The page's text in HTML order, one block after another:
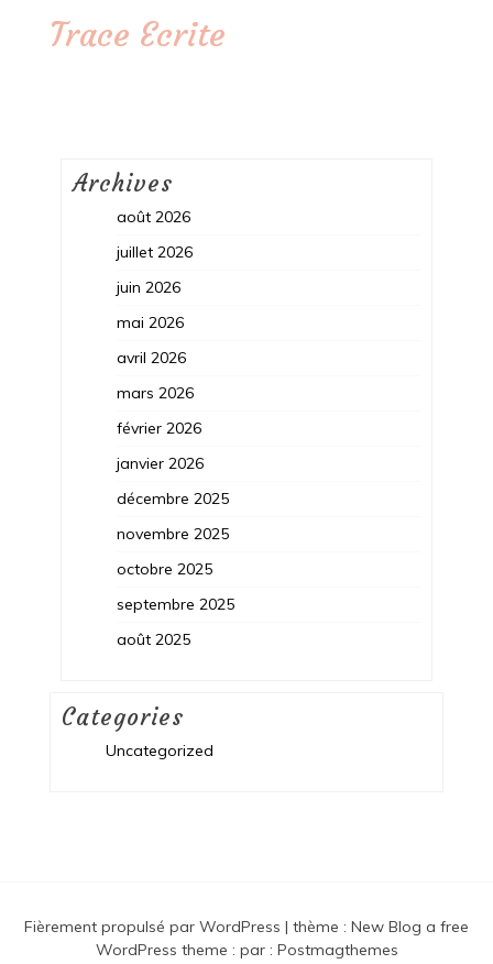
Trace Ecrite
Archives
août 2026
juillet 2026
juin 2026
mai 2026
avril 2026
mars 2026
février 2026
janvier 2026
décembre 2025
novembre 2025
octobre 2025
septembre 2025
août 2025
Categories
Uncategorized
Fièrement propulsé par WordPress | thème : New Blog a free
WordPress theme : par : Postmagthemes